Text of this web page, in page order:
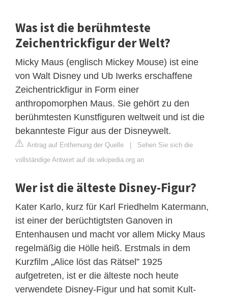
Was ist die berühmteste
Zeichentrickfigur der Welt?
Micky Maus (englisch Mickey Mouse) ist eine
von Walt Disney und Ub Iwerks erschaffene
Zeichentrickfigur in Form einer
anthropomorphen Maus. Sie gehört zu den
berühmtesten Kunstfiguren weltweit und ist die
bekannteste Figur aus der Disneywelt.
Antrag auf Entfernung der Quelle | Sehen Sie sich die
vollständige Antwort auf de.wikipedia.org an
Wer ist die älteste Disney-Figur?
Kater Karlo, kurz für Karl Friedhelm Katermann,
ist einer der berüchtigtsten Ganoven in
Entenhausen und macht vor allem Micky Maus
regelmäßig die Hölle heiß. Erstmals in dem
Kurzfilm „Alice löst das Rätsel” 1925
aufgetreten, ist er die älteste noch heute
verwendete Disney-Figur und hat somit Kult-